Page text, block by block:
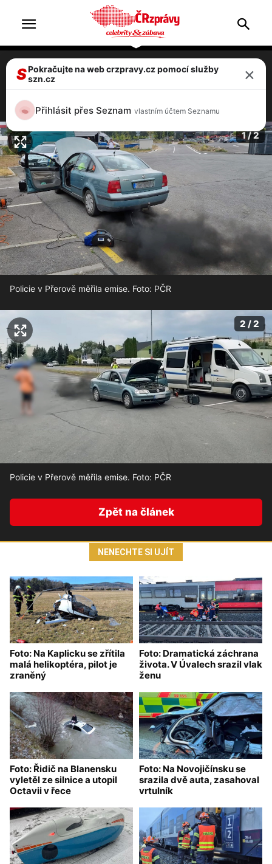
VIDEO: Policie namátkově měřila emise.
1 / 2
Policie v Přerově měřila emise. Foto: PČR
2 / 2
Policie v Přerově měřila emise. Foto: PČR
Zpět na článek
NENECHTE SI UJÍT
Foto: Na Kaplicku se zřítila
malá helikoptéra, pilot je
zraněný
Foto: Dramatická záchrana
života. V Úvalech srazil vlak
ženu
Foto: Řidič na Blanensku
vyletěl ze silnice a utopil
Octavii v řece
Foto: Na Novojičínsku se
srazila dvě auta, zasahoval
vrtulník
SPokračujte na web crzpravy.cz pomocí služby
szn.cz
×
Přihlásit přes Seznam vlastním účtem Seznamu